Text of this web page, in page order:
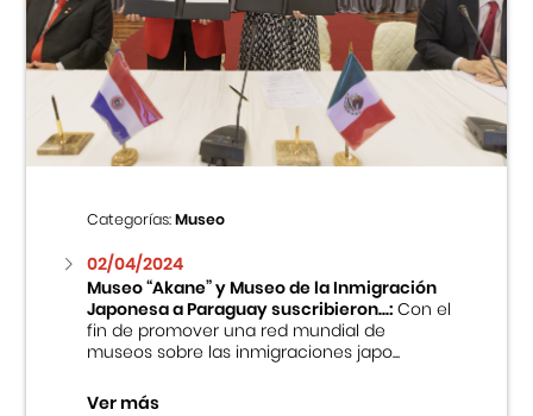
Categorías:Museo
02/04/2024
Museo “Akane” y Museo de la Inmigración
Japonesa a Paraguay suscribieron...:Con el
fin de promover una red mundial de
museos sobre las inmigraciones japo...
Ver más